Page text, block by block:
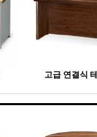
고급 연결식